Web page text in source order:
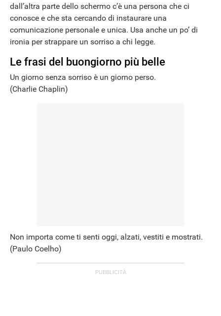
dall’altra parte dello schermo c’è una persona che ci
conosce e che sta cercando di instaurare una
comunicazione personale e unica. Usa anche un po’ di
ironia per strappare un sorriso a chi legge.
Le frasi del buongiorno più belle
Un giorno senza sorriso è un giorno perso.
(Charlie Chaplin)
Non importa come ti senti oggi, alzati, vestiti e mostrati.
(Paulo Coelho)